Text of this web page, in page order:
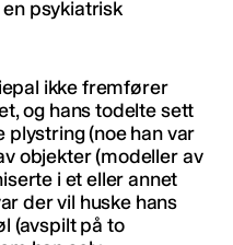
psykiatrisk
ikke fremfører
og hans todelte sett
plystring (noe han var
objekter (modeller av
i et eller annet
der vil huske hans
(avspilt på to